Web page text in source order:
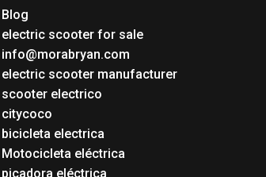
Blog
electric scooter for sale
info@morabryan.com
electric scooter manufacturer
scooter electrico
citycoco
bicicleta electrica
Motocicleta eléctrica
picadora eléctrica